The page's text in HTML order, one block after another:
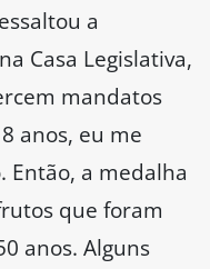
a
Casa Legislativa,
mandatos
anos, eu me
Então, a medalha
que foram
anos. Alguns